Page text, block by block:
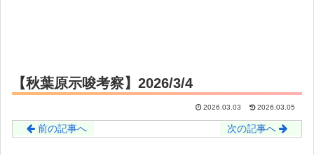
【秋葉原示唆考察】2026/3/4
2026.03.03 2026.03.05
前の記事へ 次の記事へ